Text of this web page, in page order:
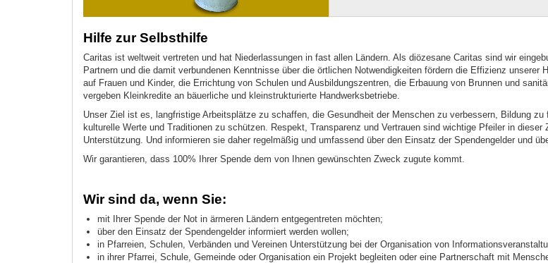
Hilfe zur Selbsthilfe
Caritas ist weltweit vertreten und hat Niederlassungen in fast allen Ländern. Als diözesane Caritas sind wir
Partnern und die damit verbundenen Kenntnisse über die örtlichen Notwendigkeiten fördern die Effizienz
auf Frauen und Kinder, die Errichtung von Schulen und Ausbildungszentren, die Erbauung von Brunnen und
vergeben Kleinkredite an bäuerliche und kleinstrukturierte Handwerksbetriebe.
Unser Ziel ist es, langfristige Arbeitsplätze zu schaffen, die Gesundheit der Menschen zu verbessern, Bildung
kulturelle Werte und Traditionen zu schützen. Respekt, Transparenz und Vertrauen sind wichtige Pfeiler in
Unterstützung. Und informieren sie daher regelmäßig und umfassend über den Einsatz der Spendengelder und
Wir garantieren, dass 100% Ihrer Spende dem von Ihnen gewünschten Zweck zugute kommt.
Wir sind da, wenn Sie:
mit Ihrer Spende der Not in ärmeren Ländern entgegentreten möchten;
über den Einsatz der Spendengelder informiert werden wollen;
in Pfarreien, Schulen, Verbänden und Vereinen Unterstützung bei der Organisation von
in ihrer Pfarrei, Schule, Gemeinde oder Organisation ein Projekt begleiten oder eine Partnerschaft mit